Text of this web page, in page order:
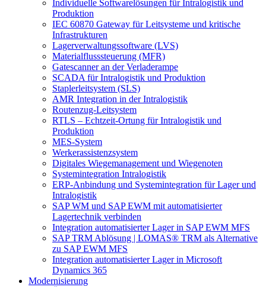
Individuelle Softwarelösungen für Intralogistik und
Produktion
IEC 60870 Gateway für Leitsysteme und kritische
Infrastrukturen
Lagerverwaltungssoftware (LVS)
Materialflusssteuerung (MFR)
Gatescanner an der Verladerampe
SCADA für Intralogistik und Produktion
Staplerleitsystem (SLS)
AMR Integration in der Intralogistik
Routenzug-Leitsystem
RTLS – Echtzeit-Ortung für Intralogistik und
Produktion
MES-System
Werkerassistenzsystem
Digitales Wiegemanagement und Wiegenoten
Systemintegration Intralogistik
ERP-Anbindung und Systemintegration für Lager und
Intralogistik
SAP WM und SAP EWM mit automatisierter
Lagertechnik verbinden
Integration automatisierter Lager in SAP EWM MFS
SAP TRM Ablösung | LOMAS® TRM als Alternative
zu SAP EWM MFS
Integration automatisierter Lager in Microsoft
Dynamics 365
Modernisierung